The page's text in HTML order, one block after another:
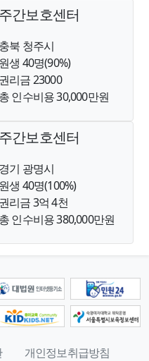
주간보호센터
충북 청주시
원생 40명(90%)
권리금 23000
총 인수비용 30,000만원
주간보호센터
경기 광명시
원생 40명(100%)
권리금 3억 4천
총 인수비용 380,000만원
개인정보취급방침